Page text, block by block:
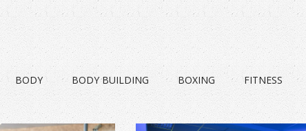
BODY BODY BUILDING BOXING FITNESS